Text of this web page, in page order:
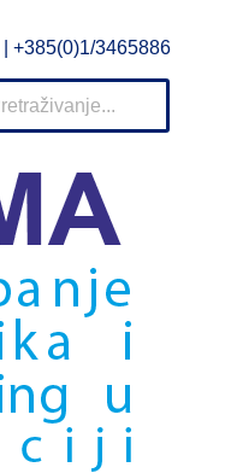
| +385(0)1/3465886